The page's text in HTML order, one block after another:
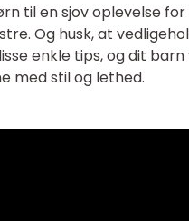
til en sjov oplevelse
Og husk, at
enkle tips, og dit
med stil og lethed.